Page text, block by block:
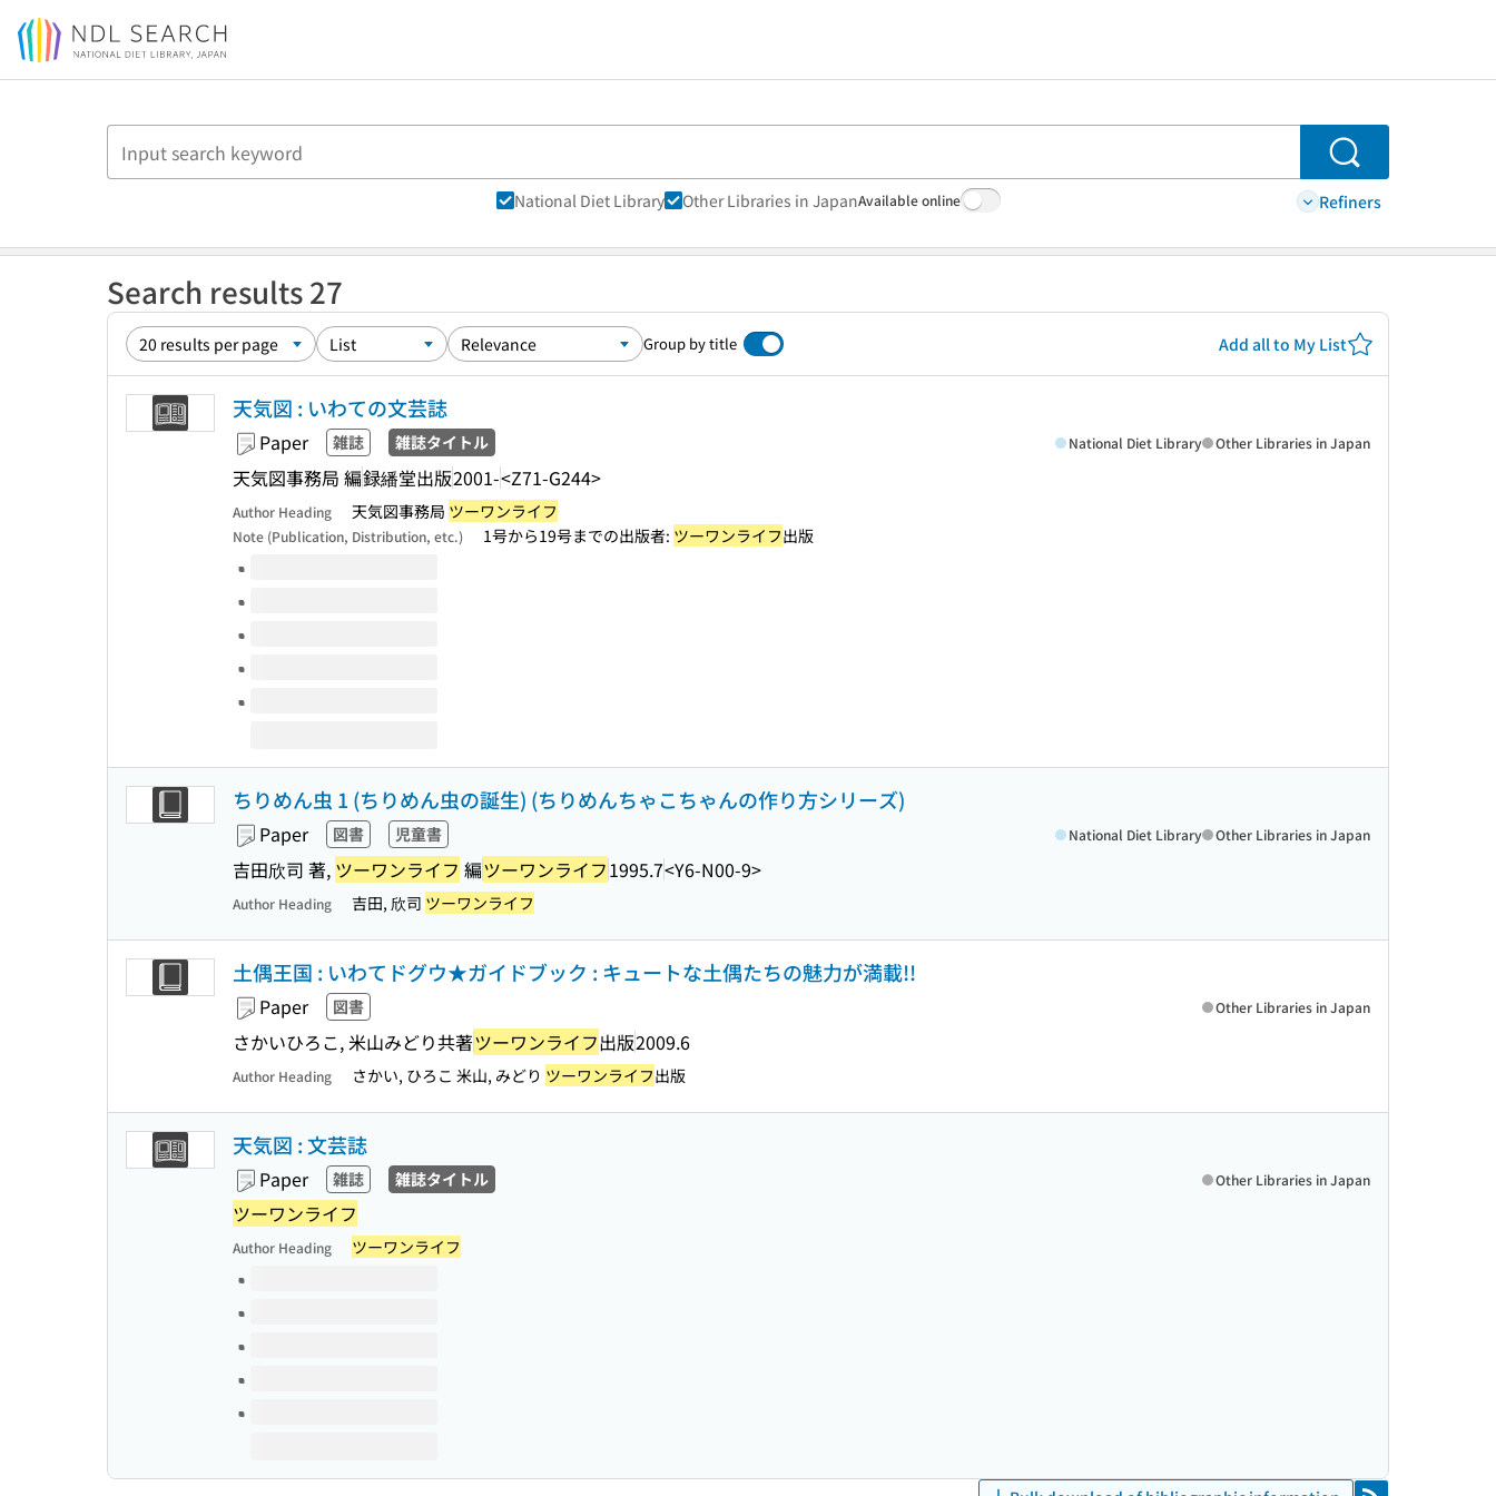
Jump to main content
Search
National Diet Library Other Libraries in JapanAvailable online Refiners
Search results 27
Group by title Add all to My List
天気図 : いわての文芸誌
Paper 雑誌 雑誌タイトル
天気図事務局 編録繙堂出版2001-<Z71-G244>
National Diet Library Other Libraries in Japan
Author Heading 天気図事務局 ツーワンライフ
Note (Publication, Distribution, etc.) 1号から19号までの出版者: ツーワンライフ出版
Volumes of this title
ちりめん虫 1 (ちりめん虫の誕生) (ちりめんちゃこちゃんの作り方シリーズ)
Paper 図書 児童書
吉田欣司 著, ツーワンライフ 編ツーワンライフ1995.7<Y6-N00-9>
National Diet Library Other Libraries in Japan
Author Heading 吉田, 欣司 ツーワンライフ
土偶王国 : いわてドグウ★ガイドブック : キュートな土偶たちの魅力が満載!!
Paper 図書
さかいひろこ, 米山みどり共著ツーワンライフ出版2009.6
Other Libraries in Japan
Author Heading さかい, ひろこ 米山, みどり ツーワンライフ出版
天気図 : 文芸誌
Paper 雑誌 雑誌タイトル
ツーワンライフ
Other Libraries in Japan
Author Heading ツーワンライフ
Volumes of this title